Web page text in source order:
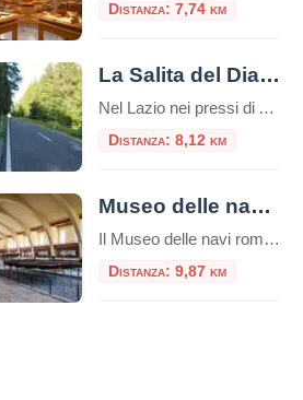
Distanza: 7,74 km
La Salita del Diavolo, la strada antigravitazionale
Nel Lazio nei pressi di Ariccia sui Castelli Romani esiste una strada magica, la “Salita Stregata” o “Salita del Diavolo“: lungo una salita rettilinea, ogni cosa lasciata libera sul suolo, invece di scendere inizia a salire! La strada si trova precisamente al Km. 11,600 della Strada Statale 218, a pochi passi da Roma. Questo insolito […]
Distanza: 8,12 km
Museo delle navi romane di Nemi
Il Museo delle navi romane di Nemi è un luogo unico nel suo genere, che custodisce due preziose reliquie della storia romana: due scafi di navi dalle misure rispettivamente di m. 71,30 x 20 e m. 73 x 24. Risalenti una al I secolo d.C. e l’altra al II secolo d.C., entrambe ritrovate nel lago […]
Distanza: 9,87 km